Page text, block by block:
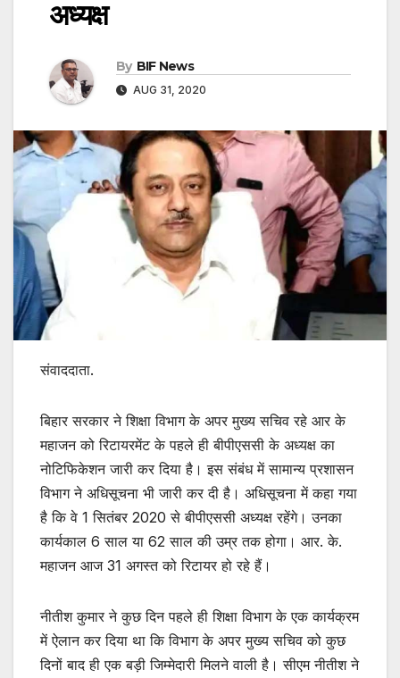
अध्यक्ष
By BIF News
AUG 31, 2020
संवाददाता.
बिहार सरकार ने शिक्षा विभाग के अपर मुख्य सचिव रहे आर के
महाजन को रिटायरमेंट के पहले ही बीपीएससी के अध्यक्ष का
नोटिफिकेशन जारी कर दिया है। इस संबंध में सामान्य प्रशासन
विभाग ने अधिसूचना भी जारी कर दी है। अधिसूचना में कहा गया
है कि वे 1 सितंबर 2020 से बीपीएससी अध्यक्ष रहेंगे। उनका
कार्यकाल 6 साल या 62 साल की उम्र तक होगा। आर. के.
महाजन आज 31 अगस्त को रिटायर हो रहे हैं।
नीतीश कुमार ने कुछ दिन पहले ही शिक्षा विभाग के एक कार्यक्रम
में ऐलान कर दिया था कि विभाग के अपर मुख्य सचिव को कुछ
दिनों बाद ही एक बड़ी जिम्मेदारी मिलने वाली है। सीएम नीतीश ने